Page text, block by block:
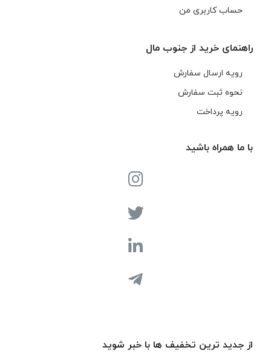
حساب کاربری من
راهنمای خرید از جنوب مال
رویه ارسال سفارش
نحوه ثبت سفارش
رویه پرداخت
با ما همراه باشید
از جدید ترین تخفیف ها با خبر شوید